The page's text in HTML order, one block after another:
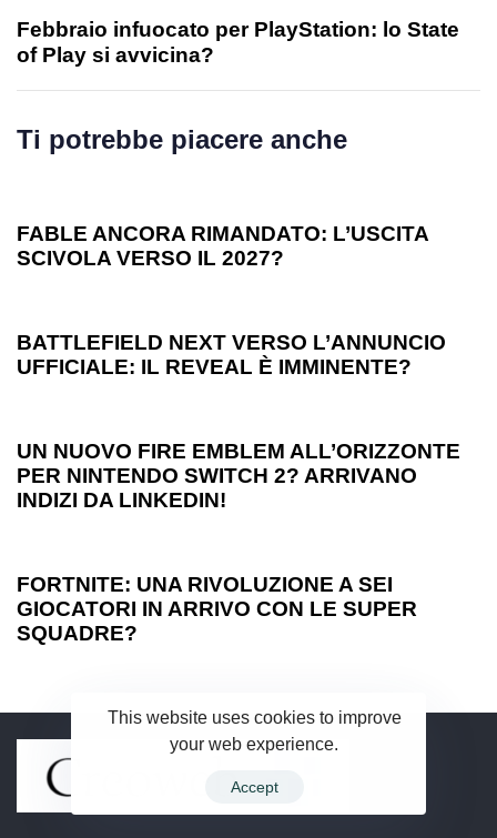
Febbraio infuocato per PlayStation: lo State
of Play si avvicina?
Ti potrebbe piacere anche
FABLE ANCORA RIMANDATO: L’USCITA
SCIVOLA VERSO IL 2027?
BATTLEFIELD NEXT VERSO L’ANNUNCIO
UFFICIALE: IL REVEAL È IMMINENTE?
UN NUOVO FIRE EMBLEM ALL’ORIZZONTE
PER NINTENDO SWITCH 2? ARRIVANO
INDIZI DA LINKEDIN!
FORTNITE: UNA RIVOLUZIONE A SEI
GIOCATORI IN ARRIVO CON LE SUPER
SQUADRE?
This website uses cookies to improve
your web experience.
Accept